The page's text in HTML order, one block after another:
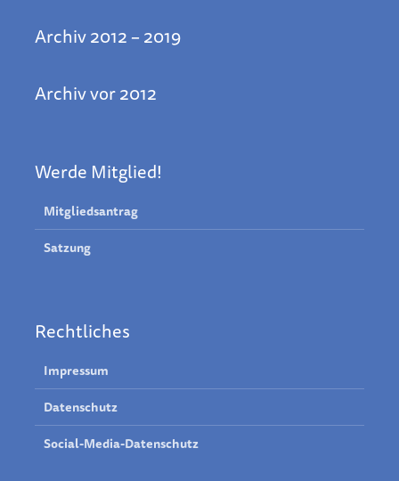
Archiv 2012 – 2019
Archiv vor 2012
Werde Mitglied!
Mitgliedsantrag
Satzung
Rechtliches
Impressum
Datenschutz
Social-Media-Datenschutz